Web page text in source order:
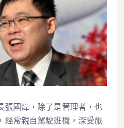
張國煒，除了是管理者，也
經常親自駕駛班機，深受旅